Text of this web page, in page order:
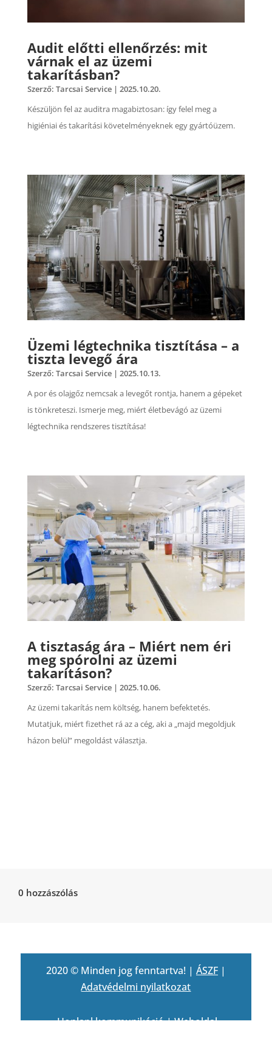
Audit előtti ellenőrzés: mit
várnak el az üzemi
takarításban?
Szerző: Tarcsai Service| 2025.10.20.
Készüljön fel az auditra magabiztosan: így felel meg a
higiéniai és takarítási követelményeknek egy gyártóüzem.
Üzemi légtechnika tisztítása – a
tiszta levegő ára
Szerző: Tarcsai Service| 2025.10.13.
A por és olajgőz nemcsak a levegőt rontja, hanem a gépeket
is tönkreteszi. Ismerje meg, miért életbevágó az üzemi
légtechnika rendszeres tisztítása!
A tisztaság ára – Miért nem éri
meg spórolni az üzemi
takarításon?
Szerző: Tarcsai Service| 2025.10.06.
Az üzemi takarítás nem költség, hanem befektetés.
Mutatjuk, miért fizethet rá az a cég, aki a „majd megoldjuk
házon belül” megoldást választja.
0 hozzászólás
2020 © Minden jog fenntartva! | ÁSZF|
Adatvédelmi nyilatkozat
Honlapl kommunikáció|Weboldal